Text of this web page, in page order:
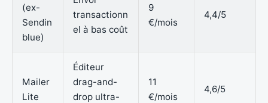
(ex-
Sendin
blue)
transactionn
el à bas coût
9
€/mois
4,4/5
Mailer
Lite
Éditeur
drag-and-
drop ultra-
11
€/mois
4,6/5